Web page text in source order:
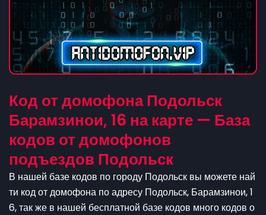
Код от домофона Подольск
Барамзинои, 16 на карте — База
кодов от домофонов
подъездов Подольск
В нашей базе кодов по городу Подольск вы можете най
ти код от домофона по адресу Подольск, Барамзинои, 1
6, так же в нашей бесплатной базе кодов много кодов о